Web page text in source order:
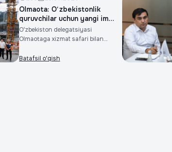
Olmaota: O‘zbekistonlik
quruvchilar uchun yangi im...
Oʻzbekiston delegatsiyasi
Olmaotaga xizmat safari bilan
Batafsil o'qish